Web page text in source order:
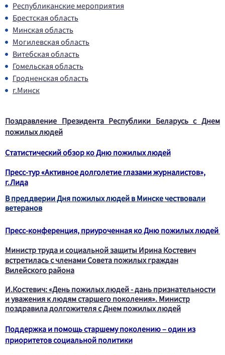
Республиканские мероприятия
Брестская область
Минская область
Могилевская область
Витебская область
Гомельская область
Гродненская область
г.Минск
Поздравление Президента Республики Беларусь с Днем
пожилых людей
Статистический обзор ко Дню пожилых людей
Пресс-тур «Активное долголетие глазами журналистов»,
г.Лида
В преддверии Дня пожилых людей в Минске чествовали
ветеранов
Пресс-конференция, приуроченная ко Дню пожилых людей
Министр труда и социальной защиты Ирина Костевич
встретилась с членами Совета пожилых граждан
Вилейского района
И.Костевич: «День пожилых людей - дань признательности
и уважения к людям старшего поколения». Министр
поздравила долгожителя с Днем пожилых людей
Поддержка и помощь старшему поколению – один из
приоритетов социальной политики